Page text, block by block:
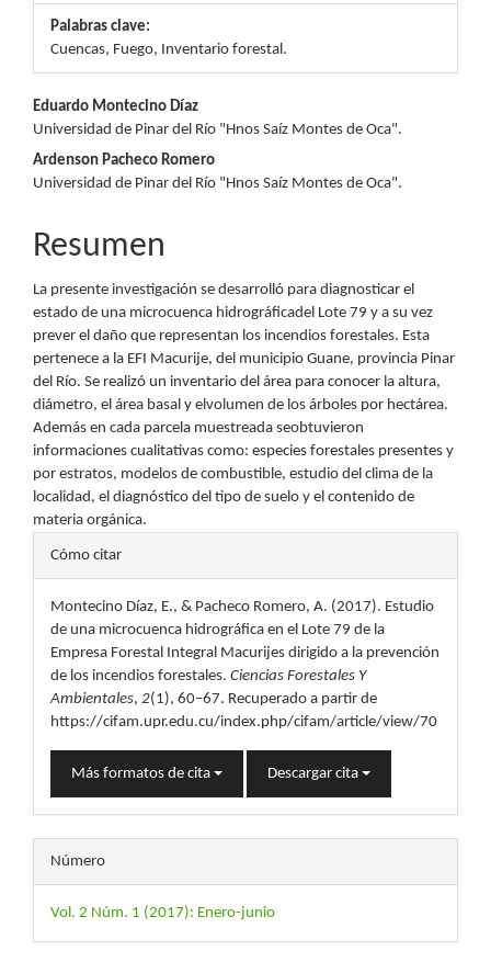
Palabras clave:
Cuencas, Fuego, Inventario forestal.
Contenido
principal
del
artículo
Eduardo Montecino Díaz
Universidad de Pinar del Río "Hnos Saíz Montes de Oca".
Ardenson Pacheco Romero
Universidad de Pinar del Río "Hnos Saíz Montes de Oca".
Resumen
La presente investigación se desarrolló para diagnosticar el
estado de una microcuenca hidrográficadel Lote 79 y a su vez
prever el daño que representan los incendios forestales. Esta
pertenece a la EFI Macurije, del municipio Guane, provincia Pinar
del Río. Se realizó un inventario del área para conocer la altura,
diámetro, el área basal y elvolumen de los árboles por hectárea.
Además en cada parcela muestreada seobtuvieron
informaciones cualitativas como: especies forestales presentes y
por estratos, modelos de combustible, estudio del clima de la
localidad, el diagnóstico del tipo de suelo y el contenido de
materia orgánica.
Detalles
del
artículo
Cómo citar
Montecino Díaz, E., & Pacheco Romero, A. (2017). Estudio
de una microcuenca hidrográfica en el Lote 79 de la
Empresa Forestal Integral Macurijes dirigido a la prevención
de los incendios forestales. Ciencias Forestales Y
Ambientales, 2(1), 60–67. Recuperado a partir de
https://cifam.upr.edu.cu/index.php/cifam/article/view/70
Más formatos de cita Descargar cita
Número
Vol. 2 Núm. 1 (2017): Enero-junio